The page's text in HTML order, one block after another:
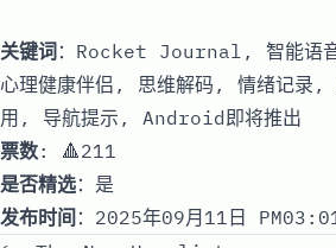
关键词：Rocket Journal, 智能语
心理健康伴侣, 思维解码, 情绪记录
用, 导航提示, Android即将推出
票数: 🔺211
是否精选：是
发布时间 ：2025年09月11日